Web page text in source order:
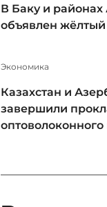
В Баку и
объявлен жёлтый
Экономика
Казахстан и
завершили
оптоволоконного